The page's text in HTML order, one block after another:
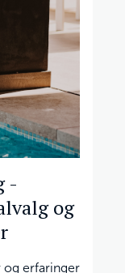
-
og
og erfaringer